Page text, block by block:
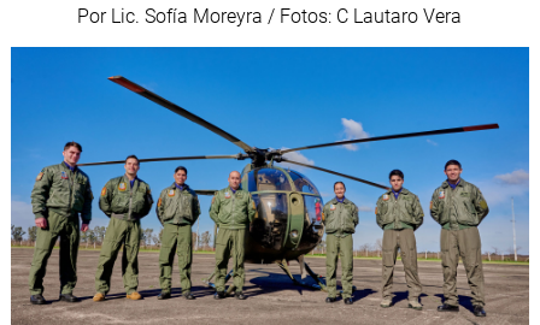
Por Lic. Sofía Moreyra / Fotos: C Lautaro Vera